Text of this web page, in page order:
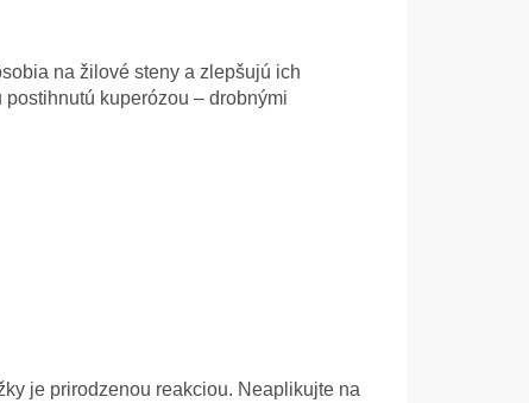
na žilové steny a zlepšujú ich
kuperózou – drobnými
je prirodzenou reakciou. Neaplikujte na